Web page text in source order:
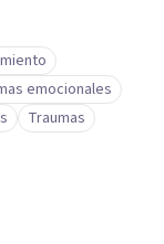
emocionales
Traumas